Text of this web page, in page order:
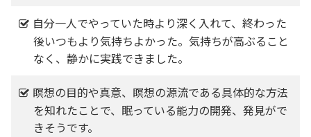
自分一人でやっていた時より深く入れて、終わった
後いつもより気持ちよかった。気持ちが高ぶること
なく、静かに実践できました。
瞑想の目的や真意、瞑想の源流である具体的な方法
を知れたことで、眠っている能力の開発、発見がで
きそうです。